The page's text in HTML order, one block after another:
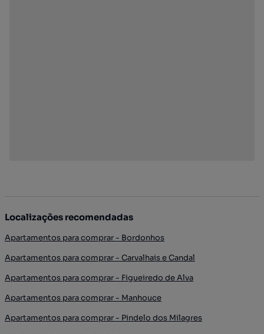
Localizações recomendadas
Apartamentos para comprar - Bordonhos
Apartamentos para comprar - Carvalhais e Candal
Apartamentos para comprar - Figueiredo de Alva
Apartamentos para comprar - Manhouce
Apartamentos para comprar - Pindelo dos Milagres